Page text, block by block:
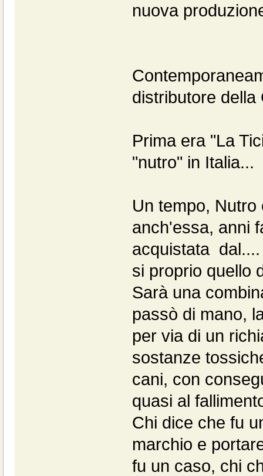
nuova
distributore della
Prima era "La
"nutro" in Italia...
Un tempo,
anch'essa, anni
acquistata
si proprio quello
Sarà una
passò di mano,
per via di un
sostanze
cani, con
quasi al
Chi dice che fu
marchio e
fu un caso, chi